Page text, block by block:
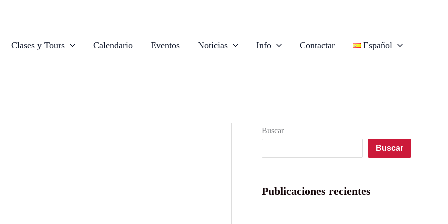
Clases y Tours Calendario Eventos Noticias Info Contactar Español
Buscar
Buscar
Publicaciones recientes